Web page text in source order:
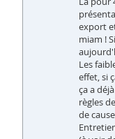
export
miam !
Les
effet, si
ça a
règles
de